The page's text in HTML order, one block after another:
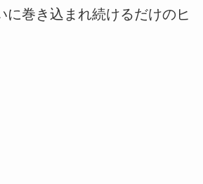
巻き込まれ続けるだけのヒ